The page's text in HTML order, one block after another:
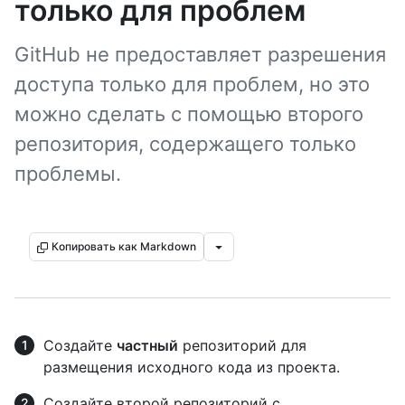
только для проблем
GitHub не предоставляет разрешения
доступа только для проблем, но это
можно сделать с помощью второго
репозитория, содержащего только
проблемы.
Копировать как Markdown
Создайте частный репозиторий для
размещения исходного кода из проекта.